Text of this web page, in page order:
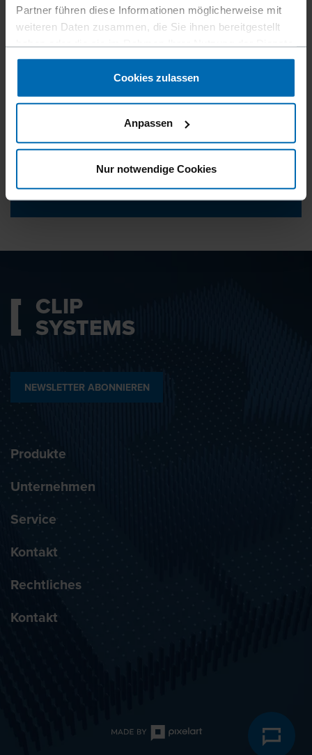
Partner führen diese Informationen möglicherweise mit
weiteren Daten zusammen, die Sie ihnen bereitgestellt
gesammelt haben.
Cookies zulassen
Anpassen
Nur notwendige Cookies
Noch Fragen?
Wir helfen Ihnen gerne weiter.
KONTAKT KUNDENSERVICE
CLIP
SYSTEMS
NEWSLETTER ABONNIEREN
Produkte
Unternehmen
Service
Kontakt
Rechtliches
Kontakt